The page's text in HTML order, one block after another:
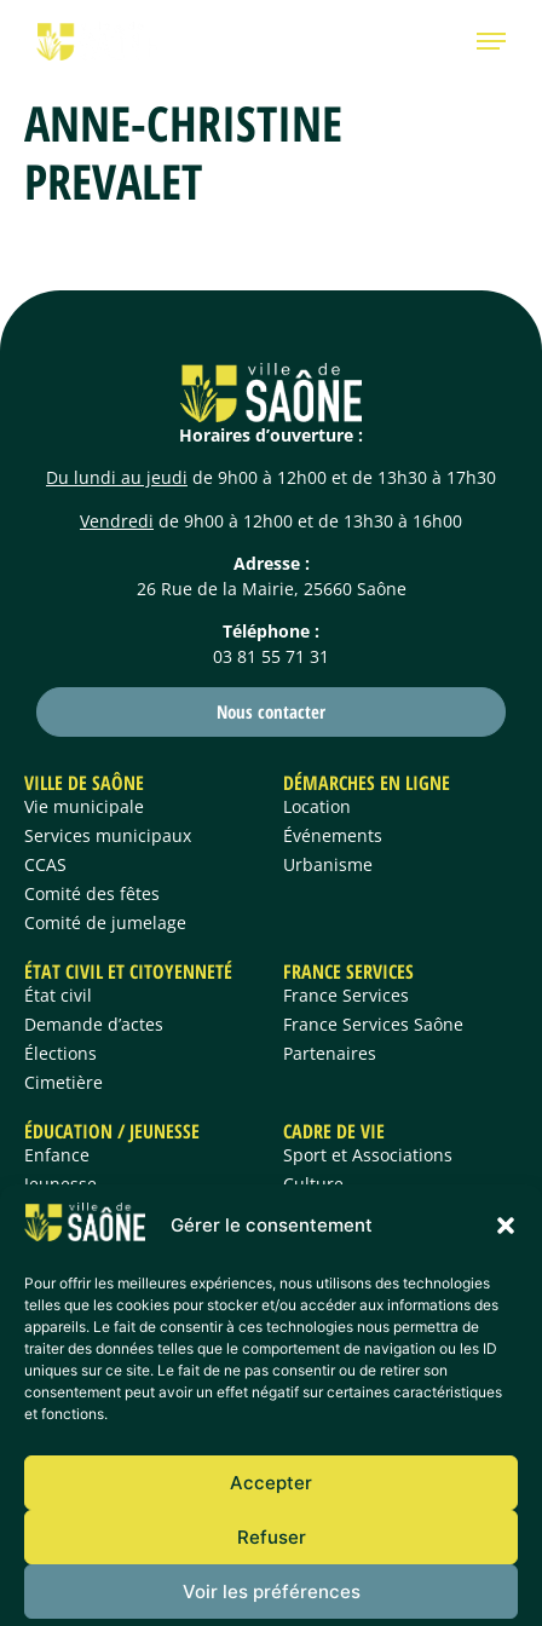
Gérer le consentement
Pour offrir les meilleures expériences, nous utilisons des technologies
telles que les cookies pour stocker et/ou accéder aux informations des
appareils. Le fait de consentir à ces technologies nous permettra de
traiter des données telles que le comportement de navigation ou les ID
uniques sur ce site. Le fait de ne pas consentir ou de retirer son
consentement peut avoir un effet négatif sur certaines caractéristiques
et fonctions.
Accepter
Refuser
Voir les préférences
ANNE-CHRISTINE
PREVALET
Horaires d’ouverture :
Du lundi au jeudi de 9h00 à 12h00 et de 13h30 à 17h30
Vendredi de 9h00 à 12h00 et de 13h30 à 16h00
Adresse :
26 Rue de la Mairie, 25660 Saône
Téléphone :
03 81 55 71 31
Nous contacter
VILLE DE SAÔNE
Vie municipale
Services municipaux
CCAS
Comité des fêtes
Comité de jumelage
DÉMARCHES EN LIGNE
Location
Événements
Urbanisme
ÉTAT CIVIL ET CITOYENNETÉ
État civil
Demande d’actes
Élections
Cimetière
FRANCE SERVICES
France Services
France Services Saône
Partenaires
ÉDUCATION / JEUNESSE
Enfance
Jeunesse
CADRE DE VIE
Sport et Associations
Culture
Histoire et patrimoine
ACCÈS DIRECTS
Actualités
Agenda
Déchetterie
France Services
Transport
Sécurité et prévention